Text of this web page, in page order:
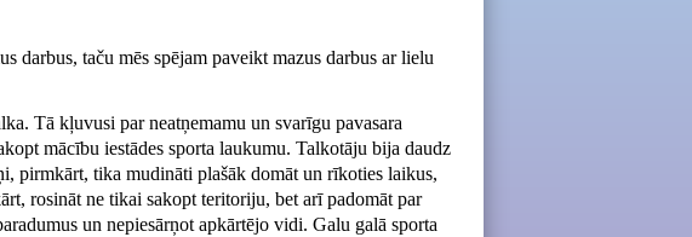
darbus, taču mēs spējam paveikt mazus darbus ar lielu
Tā kļuvusi par neatņemamu un svarīgu pavasara
mācību iestādes sporta laukumu. Talkotāju bija daudz
pirmkārt, tika mudināti plašāk domāt un rīkoties laikus,
rosināt ne tikai sakopt teritoriju, bet arī padomāt par
un nepiesārņot apkārtējo vidi. Galu galā sporta